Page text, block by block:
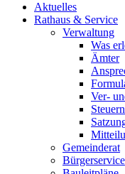
Aktuelles
Rathaus & Service
Verwaltung
Was
Ämter
Ver-
Gemeinderat